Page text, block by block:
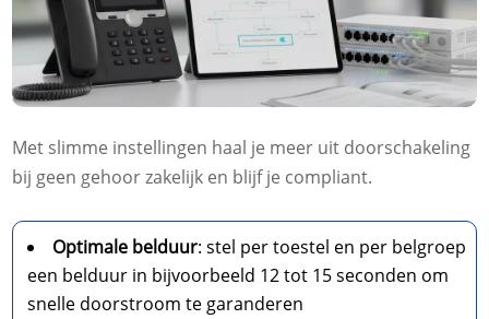
Met slimme instellingen haal je meer uit doorschakeling
bij geen gehoor zakelijk en blijf je compliant.​
Optimale belduur: stel per toestel en per belgroep
een belduur in bijvoorbeeld 12 tot 15 seconden om
snelle doorstroom te garanderen